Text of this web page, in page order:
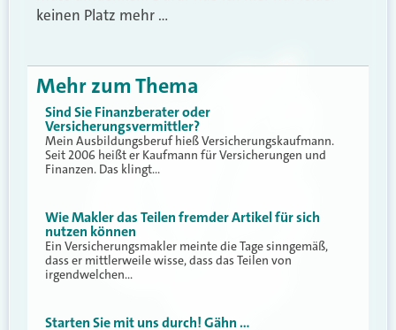
keinen Platz mehr …
Mehr zum Thema
Sind Sie Finanzberater oder
Versicherungsvermittler?
Mein Ausbildungsberuf hieß Versicherungskaufmann.
Seit 2006 heißt er Kaufmann für Versicherungen und
Finanzen. Das klingt…
Wie Makler das Teilen fremder Artikel für sich
nutzen können
Ein Versicherungsmakler meinte die Tage sinngemäß,
dass er mittlerweile wisse, dass das Teilen von
irgendwelchen…
Starten Sie mit uns durch! Gähn …